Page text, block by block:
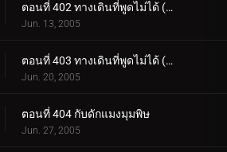
ตอนที่ 402 ทางเดินที่พูดไม่ได้ (ตอนแรก)
Jun. 13, 2005
ตอนที่ 403 ทางเดินที่พูดไม่ได้ (ตอนจบ)
Jun. 20, 2005
ตอนที่ 404 กับดักแมงมุมพิษ
Jun. 27, 2005